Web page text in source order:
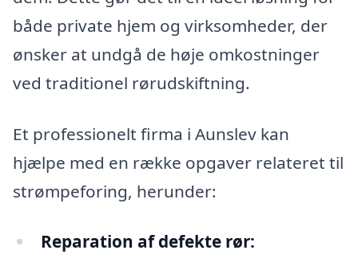
både private hjem og virksomheder, der
ønsker at undgå de høje omkostninger
ved traditionel rørudskiftning.
Et professionelt firma i Aunslev kan
hjælpe med en række opgaver relateret til
strømpeforing, herunder:
Reparation af defekte rør: